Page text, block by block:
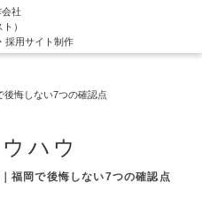
社
）
採用サイト制作
後悔しない7つの確認点
ハウ
福岡で後悔しない7つの確認点